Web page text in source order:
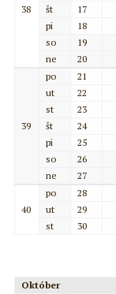
38
št
17
pi
18
so
19
ne
20
39
po
21
ut
22
st
23
št
24
pi
25
so
26
ne
27
40
po
28
ut
29
st
30
Október